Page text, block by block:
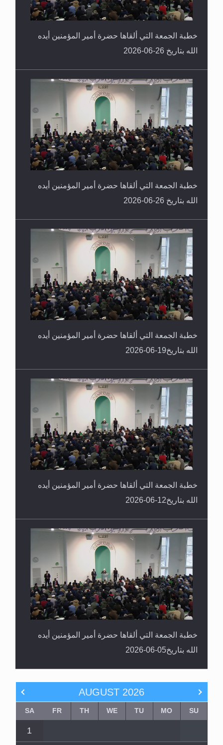
خطبة الجمعة التي ألقاها حضرة أمير المؤمنين أيده
الله بتاريخ 26-06-2026
خطبة الجمعة التي ألقاها حضرة أمير المؤمنين أيده
الله بتاريخ 26-06-2026
خطبة الجمعة التي ألقاها حضرة أمير المؤمنين أيده
الله بتاريخ19-06-2026
خطبة الجمعة التي ألقاها حضرة أمير المؤمنين أيده
الله بتاريخ12-06-2026
خطبة الجمعة التي ألقاها حضرة أمير المؤمنين أيده
الله بتاريخ05-06-2026
AUGUST 2026
SU
MO
TU
WE
TH
FR
SA
1